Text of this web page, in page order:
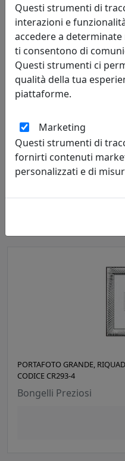
PORTAFOTO ROSE,
Bongelli Preziosi
PORTAFOTO GRANDE,
CODICE CR293-4
Bongelli Preziosi
Questi strumenti di
interazioni e
accedere a
ti consentono di
Questi strumenti ci
qualità della tua
piattaforme.
Marketing
Questi strumenti di
fornirti contenuti
personalizzati e di